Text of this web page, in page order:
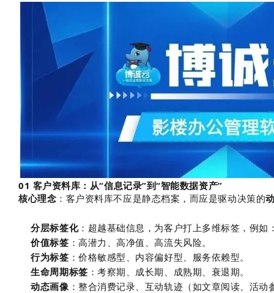
01 客户资料库：从“信息记录”到“智能数据资产”
核心理念 ：客户资料库不应是静态档案，而应是驱动决策的
分层标签化：超越基础信息，为客户打上多维标签，例如
价值标签 ：高潜力、高净值、高流失风险。
行为标签 ：价格敏感型、内容偏好型、服务依赖型。
生命周期标签 ：考察期、成长期、成熟期、衰退期。
动态画像：整合消费记录、互动轨迹（如文章阅读、活动